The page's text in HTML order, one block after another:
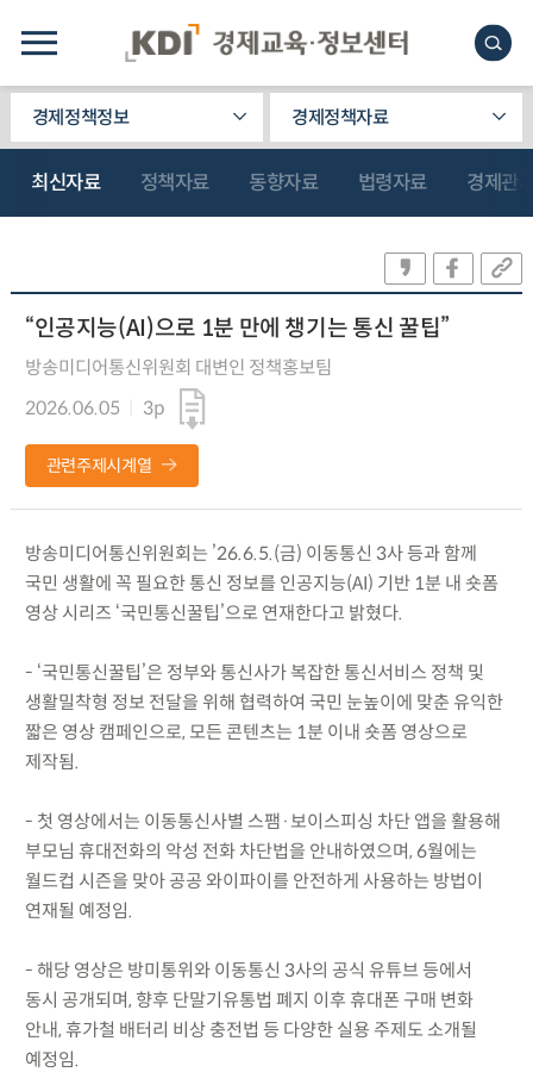
경제정책정보 경제정책자료
최신자료 정책자료 동향자료 법령자료 경제관
“인공지능(AI)으로 1분 만에 챙기는 통신 꿀팁”
방송미디어통신위원회 대변인 정책홍보팀
2026.06.05
3p
관련주제시계열
방송미디어통신위원회는 ’26.6.5.(금) 이동통신 3사 등과 함께
국민 생활에 꼭 필요한 통신 정보를 인공지능(AI) 기반 1분 내 숏폼
영상 시리즈 ‘국민통신꿀팁’으로 연재한다고 밝혔다.
- ‘국민통신꿀팁’은 정부와 통신사가 복잡한 통신서비스 정책 및
생활밀착형 정보 전달을 위해 협력하여 국민 눈높이에 맞춘 유익한
짧은 영상 캠페인으로, 모든 콘텐츠는 1분 이내 숏폼 영상으로
제작됨.
- 첫 영상에서는 이동통신사별 스팸·보이스피싱 차단 앱을 활용해
부모님 휴대전화의 악성 전화 차단법을 안내하였으며, 6월에는
월드컵 시즌을 맞아 공공 와이파이를 안전하게 사용하는 방법이
연재될 예정임.
- 해당 영상은 방미통위와 이동통신 3사의 공식 유튜브 등에서
동시 공개되며, 향후 단말기유통법 폐지 이후 휴대폰 구매 변화
안내, 휴가철 배터리 비상 충전법 등 다양한 실용 주제도 소개될
예정임.